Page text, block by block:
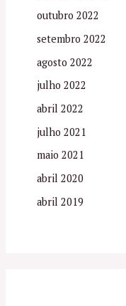
outubro 2022
setembro 2022
agosto 2022
julho 2022
abril 2022
julho 2021
maio 2021
abril 2020
abril 2019